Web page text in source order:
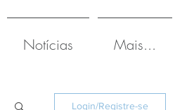
Notícias Mais...
Login/Registre-se